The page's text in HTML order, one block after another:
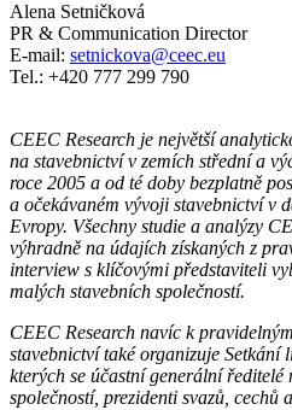
Alena Setničková
PR & Communication Director
E-mail: setnickova@ceec.eu
Tel.: +420 777 299 790
CEEC Research je největší
na stavebnictví v zemích střední a
roce 2005 a od té doby bezplatně
a očekávaném vývoji stavebnictví v
Evropy. Všechny studie a analýzy
výhradně na údajích získaných z
interview s klíčovými představiteli
malých stavebních společností.
CEEC Research navíc k
stavebnictví také organizuje Setkání
kterých se účastní generální ředitelé
společností, prezidenti svazů, cechů